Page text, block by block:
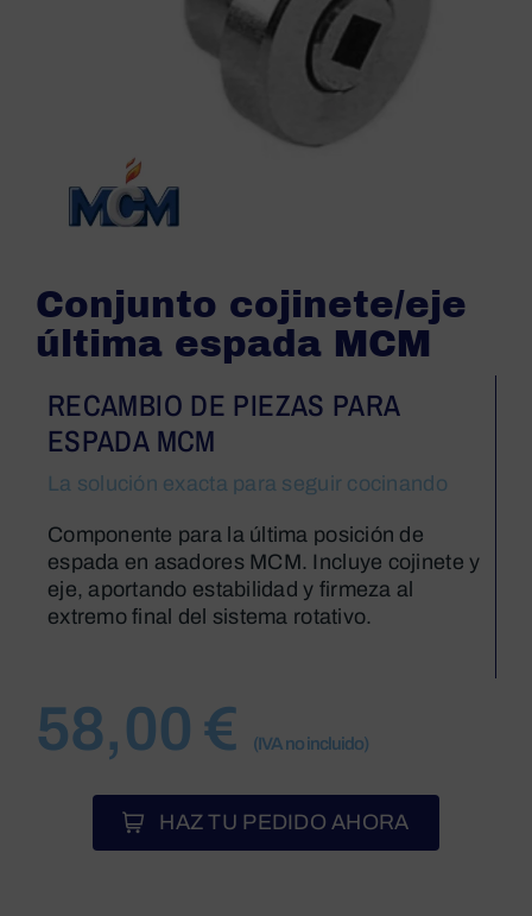
Conjunto cojinete/eje
última espada MCM
RECAMBIO DE PIEZAS PARA
ESPADA MCM
La solución exacta para seguir cocinando
Componente para la última posición de
espada en asadores MCM. Incluye cojinete y
eje, aportando estabilidad y firmeza al
extremo final del sistema rotativo.
58,00 € (IVA no incluido)
HAZ TU PEDIDO AHORA